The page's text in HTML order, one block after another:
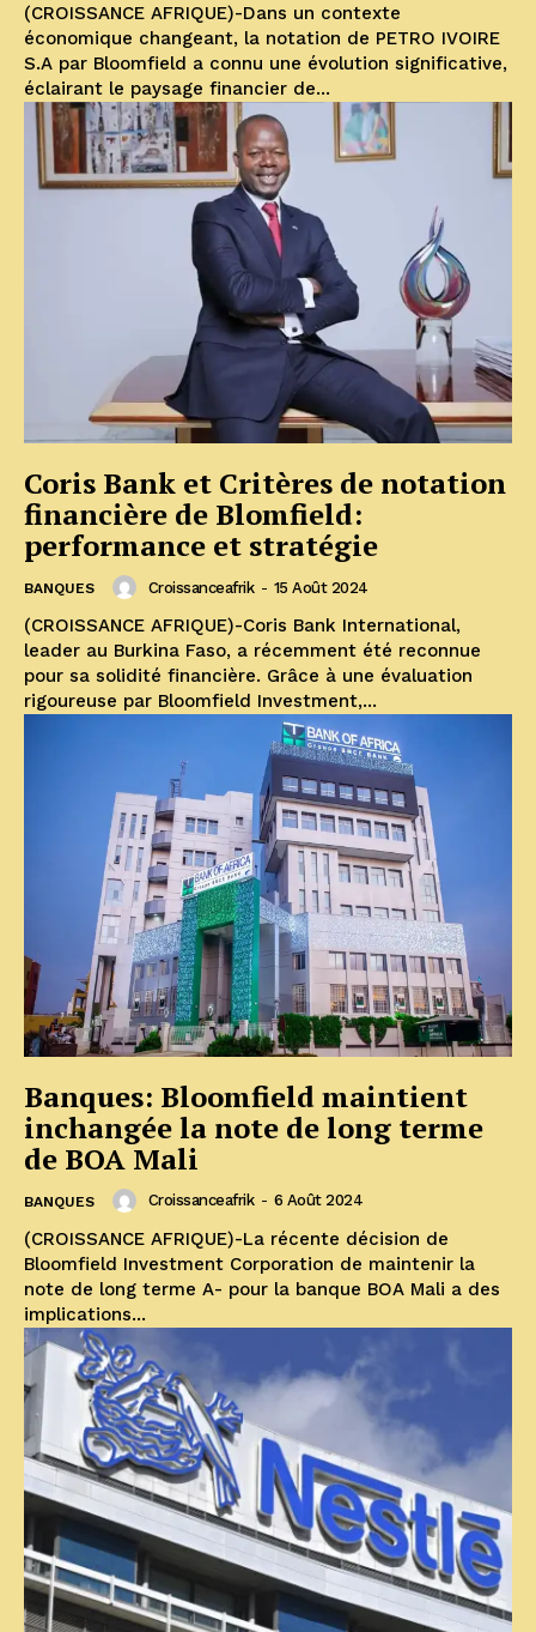
(CROISSANCE AFRIQUE)-Dans un contexte
économique changeant, la notation de PETRO IVOIRE
S.A par Bloomfield a connu une évolution significative,
éclairant le paysage financier de...
Coris Bank et Critères de notation
financière de Blomfield:
performance et stratégie
BANQUES Croissanceafrik - 15 Août 2024
(CROISSANCE AFRIQUE)-Coris Bank International,
leader au Burkina Faso, a récemment été reconnue
pour sa solidité financière. Grâce à une évaluation
rigoureuse par Bloomfield Investment,...
Banques: Bloomfield maintient
inchangée la note de long terme
de BOA Mali
BANQUES Croissanceafrik - 6 Août 2024
(CROISSANCE AFRIQUE)-La récente décision de
Bloomfield Investment Corporation de maintenir la
note de long terme A- pour la banque BOA Mali a des
implications...